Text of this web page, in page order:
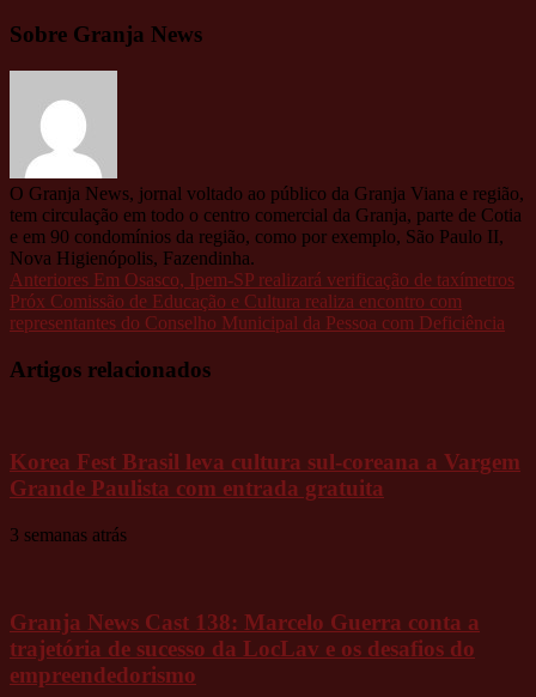
Sobre Granja News
O Granja News, jornal voltado ao público da Granja Viana e região,
tem circulação em todo o centro comercial da Granja, parte de Cotia
e em 90 condomínios da região, como por exemplo, São Paulo II,
Nova Higienópolis, Fazendinha.
Anteriores Em Osasco, Ipem-SP realizará verificação de taxímetros
Próx Comissão de Educação e Cultura realiza encontro com
representantes do Conselho Municipal da Pessoa com Deficiência
Artigos relacionados
Korea Fest Brasil leva cultura sul-coreana a Vargem
Grande Paulista com entrada gratuita
3 semanas atrás
Granja News Cast 138: Marcelo Guerra conta a
trajetória de sucesso da LocLav e os desafios do
empreendedorismo